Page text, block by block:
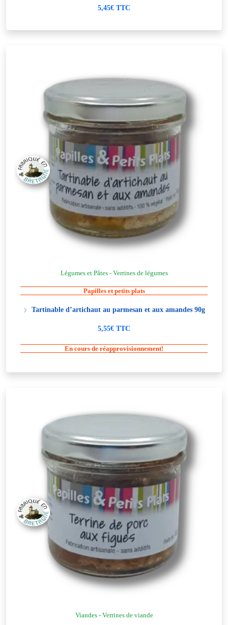
5,45€ TTC
Légumes et Pâtes - Verrines de légumes
Papilles et petits plats
Tartinable d’artichaut au parmesan et aux amandes 90g
5,55€ TTC
En cours de réapprovisionnement!
Viandes - Verrines de viande